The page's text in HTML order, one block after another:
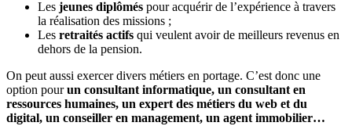
Les jeunes diplômés pour acquérir de l’expérience à travers
la réalisation des missions ;
Les retraités actifs qui veulent avoir de meilleurs revenus en
dehors de la pension.
On peut aussi exercer divers métiers en portage. C’est donc une
option pourun consultant informatique, un consultant en
ressources humaines, un expert des métiers du web et du
digital, un conseiller en management, un agent immobilier…